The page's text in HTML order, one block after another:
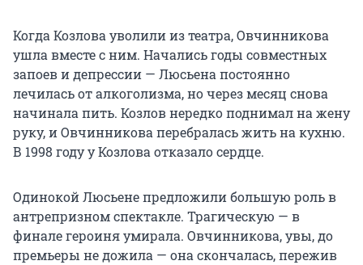
Когда Козлова уволили из театра, Овчинникова
ушла вместе с ним. Начались годы совместных
запоев и депрессии — Люсьена постоянно
лечилась от алкоголизма, но через месяц снова
начинала пить. Козлов нередко поднимал на жену
руку, и Овчинникова перебралась жить на кухню.
В 1998 году у Козлова отказало сердце.
Одинокой Люсьене предложили большую роль в
антрепризном спектакле. Трагическую — в
финале героиня умирала. Овчинникова, увы, до
премьеры не дожила — она скончалась, пережив